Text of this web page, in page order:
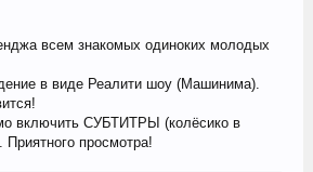
всем знакомых одиноких молодых
в виде Реалити шоу (Машинима).
включить СУБТИТРЫ (колёсико в
просмотра!